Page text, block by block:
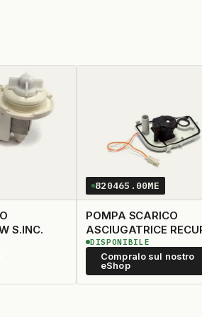
30W S.INC.
820465.00ME
POMPA SCARICO
ASCIUGATRICE
CONDENSA
Compralo sul nostro
eShop
DISPONIBILE